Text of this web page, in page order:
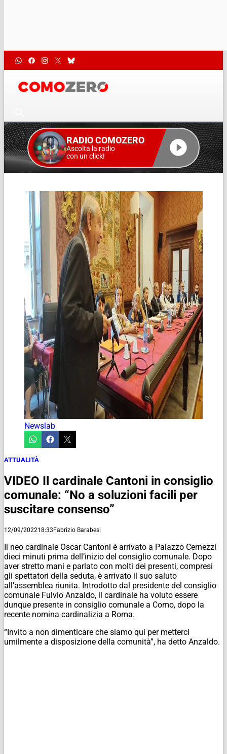
RADIO COMOZERO
Ascolta la radio
con un click!
Newslab
ATTUALITÀ
VIDEO Il cardinale Cantoni in consiglio
comunale: “No a soluzioni facili per
suscitare consenso”
12/09/202218:33Fabrizio Barabesi
Il neo cardinale Oscar Cantoni è arrivato a Palazzo Cernezzi
dieci minuti prima dell’inizio del consiglio comunale. Dopo
aver stretto mani e parlato con molti dei presenti, compresi
gli spettatori della seduta, è arrivato il suo saluto
all’assemblea riunita. Introdotto dal presidente del consiglio
comunale Fulvio Anzaldo, il cardinale ha voluto essere
dunque presente in consiglio comunale a Como, dopo la
recente nomina cardinalizia a Roma.
“Invito a non dimenticare che siamo qui per metterci
umilmente a disposizione della comunità”, ha detto Anzaldo.